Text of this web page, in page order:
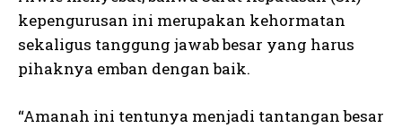
kepengurusan ini merupakan kehormatan
sekaligus tanggung jawab besar yang harus
pihaknya emban dengan baik.
“Amanah ini tentunya menjadi tantangan besar